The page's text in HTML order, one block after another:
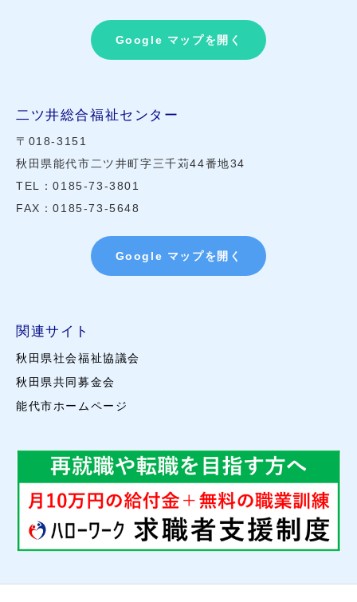
Google マップを開く
二ツ井総合福祉センター
〒018-3151
秋田県能代市二ツ井町字三千苅44番地34
TEL：0185-73-3801
FAX：0185-73-5648
Google マップを開く
関連サイト
秋田県社会福祉協議会
秋田県共同募金会
能代市ホームページ